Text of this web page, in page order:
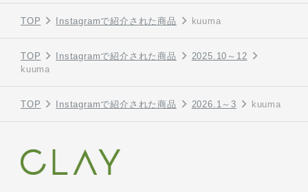
TOP Instagramで紹介された商品 kuuma
TOP Instagramで紹介された商品
2025.10～12
kuuma
TOP Instagramで紹介された商品 2026.1～3 kuuma